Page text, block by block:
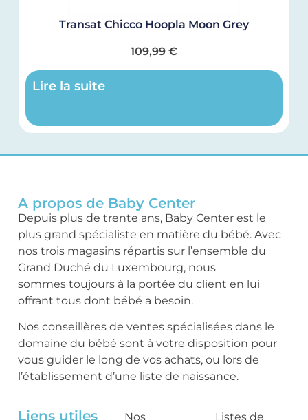
Transat Chicco Hoopla Moon Grey
109,99 €
Lire la suite
A propos de Baby Center
Depuis plus de trente ans, Baby Center est le
plus grand spécialiste en matière du bébé. Avec
nos trois magasins répartis sur l’ensemble du
Grand Duché du Luxembourg, nous
sommes toujours à la portée du client en lui
offrant tous dont bébé a besoin.
Nos conseillères de ventes spécialisées dans le
domaine du bébé sont à votre disposition pour
vous guider le long de vos achats, ou lors de
l’établissement d’une liste de naissance.
Liens utiles Nos Listes de